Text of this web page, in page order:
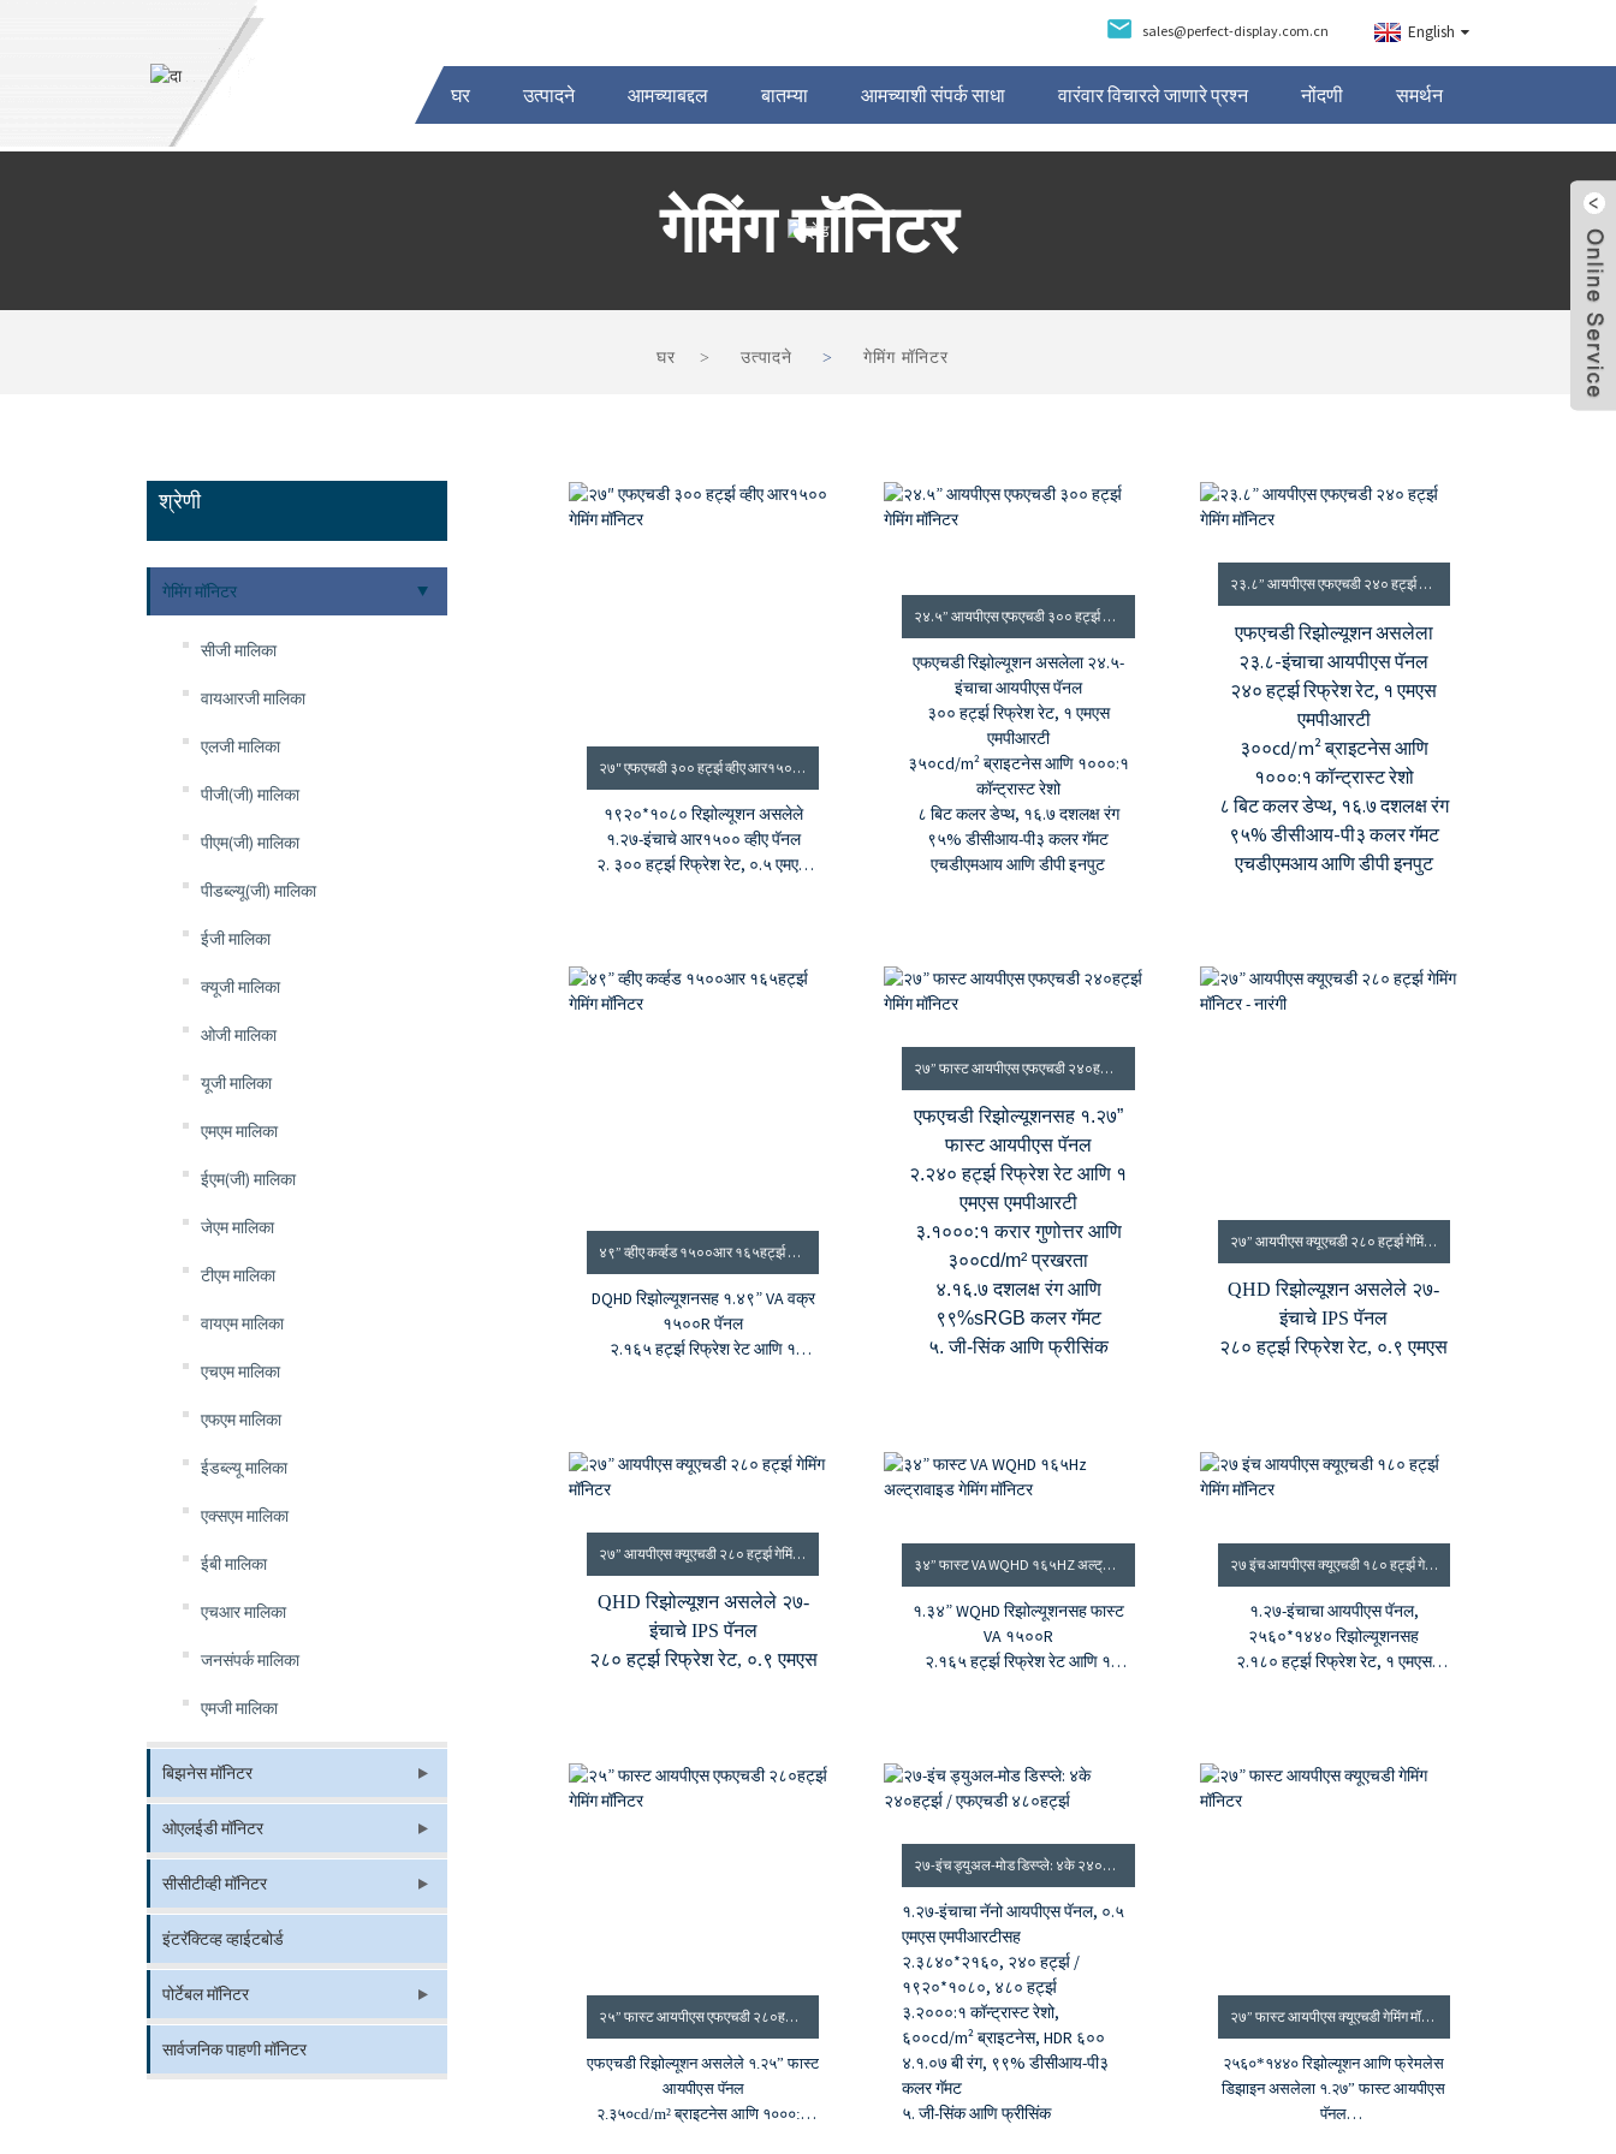
sales@perfect-display.com.cn English
घर उत्पादने आमच्याबद्दल बातम्या आमच्याशी संपर्क साधा वारंवार विचारले जाणारे प्रश्न नोंदणी समर्थन
गेमिंग मॉनिटर
घर उत्पादने गेमिंग मॉनिटर
श्रेणी
गेमिंग मॉनिटर
सीजी मालिका
वायआरजी मालिका
एलजी मालिका
पीजी(जी) मालिका
पीएम(जी) मालिका
पीडब्ल्यू(जी) मालिका
ईजी मालिका
क्यूजी मालिका
ओजी मालिका
यूजी मालिका
एमएम मालिका
ईएम(जी) मालिका
जेएम मालिका
टीएम मालिका
वायएम मालिका
एचएम मालिका
एफएम मालिका
ईडब्ल्यू मालिका
एक्सएम मालिका
ईबी मालिका
एचआर मालिका
जनसंपर्क मालिका
एमजी मालिका
बिझनेस मॉनिटर
ओएलईडी मॉनिटर
सीसीटीव्ही मॉनिटर
इंटरॅक्टिव्ह व्हाईटबोर्ड
पोर्टेबल मॉनिटर
सार्वजनिक पाहणी मॉनिटर
२७″ एफएचडी ३०० हर्ट्झ व्हीए आर१५०० गेमिंग मॉनिटर
१९२०*१०८० रिझोल्यूशन असलेले
१.२७-इंचाचे आर१५०० व्हीए पॅनल
२. ३०० हर्ट्झ रिफ्रेश रेट, ०.५ एमएस
४.१६.७ दशलक्ष रंग, ९९%sRGB कलर
गॅमट
५. जी-सिंक आणि फ्रीसिंक
२४.५” आयपीएस एफएचडी ३०० हर्ट्झ गेमिंग मॉनिटर
एफएचडी रिझोल्यूशन असलेला २४.५-
इंचाचा आयपीएस पॅनल
३०० हर्ट्झ रिफ्रेश रेट, १ एमएस
एमपीआरटी
३५०cd/m² ब्राइटनेस आणि १०००:१
कॉन्ट्रास्ट रेशो
८ बिट कलर डेप्थ, १६.७ दशलक्ष रंग
९५% डीसीआय-पी३ कलर गॅमट
एचडीएमआय आणि डीपी इनपुट
२३.८” आयपीएस एफएचडी २४० हर्ट्झ गेमिंग मॉनिटर
एफएचडी रिझोल्यूशन असलेला
२३.८-इंचाचा आयपीएस पॅनल
२४० हर्ट्झ रिफ्रेश रेट, १ एमएस
एमपीआरटी
३००cd/m² ब्राइटनेस आणि
१०००:१ कॉन्ट्रास्ट रेशो
८ बिट कलर डेप्थ, १६.७ दशलक्ष रंग
९५% डीसीआय-पी३ कलर गॅमट
एचडीएमआय आणि डीपी इनपुट
४९” व्हीए कर्व्हड १५००आर १६५हर्ट्झ गेमिंग मॉनिटर
DQHD रिझोल्यूशनसह १.४९” VA वक्र
१५००R पॅनल
२.१६५ हर्ट्झ रिफ्रेश रेट आणि १
५. कॉन्ट्रास्ट रेशो १०००:१ आणि
२७” फास्ट आयपीएस एफएचडी २४०हर्ट्झ गेमिंग मॉनिटर
एफएचडी रिझोल्यूशनसह १.२७”
फास्ट आयपीएस पॅनल
२.२४० हर्ट्झ रिफ्रेश रेट आणि १
एमएस एमपीआरटी
३.१०००:१ करार गुणोत्तर आणि
३००cd/m² प्रखरता
४.१६.७ दशलक्ष रंग आणि
९९%sRGB कलर गॅमट
५. जी-सिंक आणि फ्रीसिंक
२७” आयपीएस क्यूएचडी २८० हर्ट्झ गेमिंग मॉनिटर - नारंगी
QHD रिझोल्यूशन असलेले २७-
इंचाचे IPS पॅनल
२८० हर्ट्झ रिफ्रेश रेट, ०.९ एमएस
८ बिट कलर डेप्थ, १६.७ दशलक्ष
एचडीएमआय आणि डीपी इनपुट
२७” आयपीएस क्यूएचडी २८० हर्ट्झ गेमिंग मॉनिटर
QHD रिझोल्यूशन असलेले २७-
इंचाचे IPS पॅनल
२८० हर्ट्झ रिफ्रेश रेट, ०.९ एमएस
८ बिट कलर डेप्थ, १६.७ दशलक्ष
३४” फास्ट VA WQHD १६५HZ अल्ट्रावाइड गेमिंग मॉनिटर
१.३४” WQHD रिझोल्यूशनसह फास्ट
VA १५००R
२.१६५ हर्ट्झ रिफ्रेश रेट आणि १
४.१६.७ दशलक्ष रंग आणि ९२%
एसआरजीबी कलर गॅमट
५. जी-सिंक आणि फ्रीसिंक
२७ इंच आयपीएस क्यूएचडी १८० हर्ट्झ गेमिंग मॉनिटर
१.२७-इंचाचा आयपीएस पॅनल,
२५६०*१४४० रिझोल्यूशनसह
२.१८० हर्ट्झ रिफ्रेश रेट, १ एमएस
४.१.०७ बी रंग, १००% एसआरजीबी
कलर गॅमट
२५” फास्ट आयपीएस एफएचडी २८०हर्ट्झ गेमिंग मॉनिटर
एफएचडी रिझोल्यूशन असलेले १.२५” फास्ट
आयपीएस पॅनल
२.३५०cd/m² ब्राइटनेस आणि १०००:१
२७-इंच ड्युअल-मोड डिस्प्ले: ४के २४०हर्ट्झ / एफएचडी ४८०हर्ट्झ
१.२७-इंचाचा नॅनो आयपीएस पॅनल, ०.५
एमएस एमपीआरटीसह
२.३८४०*२१६०, २४० हर्ट्झ /
१९२०*१०८०, ४८० हर्ट्झ
३.२०००:१ कॉन्ट्रास्ट रेशो,
६००cd/m² ब्राइटनेस, HDR ६००
४.१.०७ बी रंग, ९९% डीसीआय-पी३
कलर गॅमट
५. जी-सिंक आणि फ्रीसिंक
२७” फास्ट आयपीएस क्यूएचडी गेमिंग मॉनिटर
२५६०*१४४० रिझोल्यूशन आणि फ्रेमलेस
डिझाइन असलेला १.२७” फास्ट आयपीएस
पॅनल